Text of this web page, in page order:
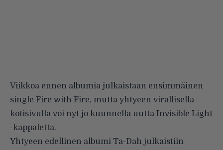
Viikkoa ennen albumia julkaistaan ensimmäinen
single Fire with Fire, mutta yhtyeen virallisella
kotisivulla voi nyt jo kuunnella uutta Invisible Light
-kappaletta.
Yhtyeen edellinen albumi Ta-Dah julkaistiin